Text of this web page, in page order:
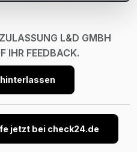
L&D GMBH
IHR FEEDBACK.
jetzt bei check24.de